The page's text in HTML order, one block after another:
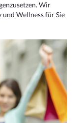
Wir
und Wellness für Sie